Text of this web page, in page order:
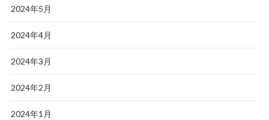
2024年5月
2024年4月
2024年3月
2024年2月
2024年1月